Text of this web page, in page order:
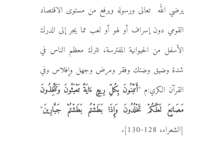
يرضي الله تعالى ورسوله ويرفع من مستوى الاقتصاد
القومي دون إسراف أو لهو أو لعب مما يجر إلى الدرك
الأسفل من الحيوانية المفترسة، تترك معظم الناس في
شدة وضيق وضنك وفقر ومرض وجهل وإفلاس وفي
القرآن الكري:م “أَتَبْنُونَ بِكُلِّ رِيعٍ ءَايَةً تَعْبَثُونَ وَتَتَّخِذُونَ
مَصَانِعَ لَعَلَّكُمْ تَخْلُدُونَ وَإِذَا بَطَشْتُم بَطَشْتُمْ جَبَّارِينَ”
[الشعراء، 128-130].